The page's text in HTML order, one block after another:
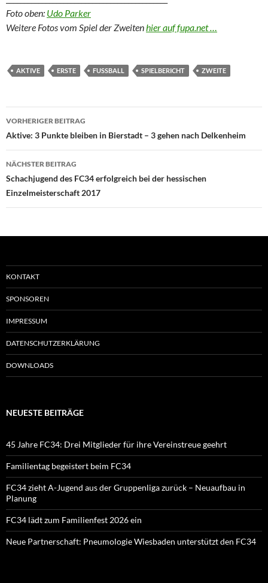
Foto oben: Udo Parker
Weitere Fotos vom Spiel der Zweitenhier auf fupa.net …
AKTIVE ERSTE FUSSBALL SPIELBERICHT ZWEITE
Beitragsnavigation
VORHERIGER BEITRAG
Aktive: 3 Punkte bleiben in Bierstadt – 3 gehen nach Delkenheim
NÄCHSTER BEITRAG
Schachjugend des FC34 erfolgreich bei der hessischen
Einzelmeisterschaft 2017
KONTAKT
SPONSOREN
IMPRESSUM
DATENSCHUTZERKLÄRUNG
DOWNLOADS
NEUESTE BEITRÄGE
45 Jahre FC34: Drei Mitglieder für ihre Vereinstreue geehrt
Familientag begeistert beim FC34
FC34 zieht A-Jugend aus der Gruppenliga zurück – Neuaufbau in
Planung
FC34 lädt zum Familienfest 2026 ein
Neue Partnerschaft: Pneumologie Wiesbaden unterstützt den FC34